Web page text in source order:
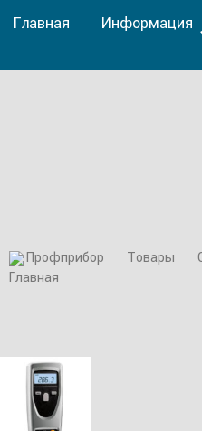
Главная Информация
Профприбор Товары